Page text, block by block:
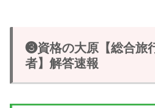
❸資格の大原【総合旅
者】解答速報